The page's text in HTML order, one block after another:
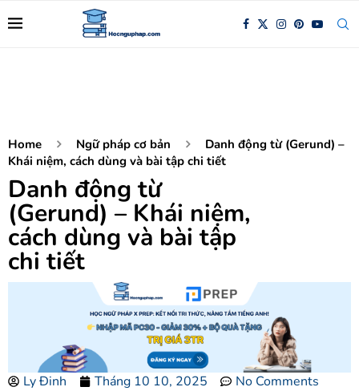
Home Ngữ pháp cơ bản
Danh động từ (Gerund) –
Khái niệm, cách dùng và bài tập chi tiết
Danh động từ
(Gerund) – Khái niệm,
cách dùng và bài tập
chi tiết
Ly Đinh Tháng 10 10, 2025 No Comments